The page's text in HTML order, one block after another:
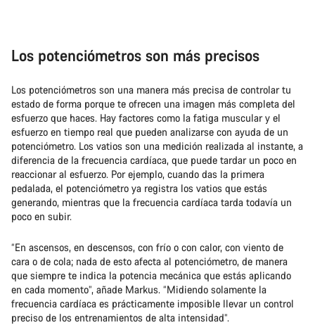
Los potenciómetros son más precisos
Los potenciómetros son una manera más precisa de controlar tu
estado de forma porque te ofrecen una imagen más completa del
esfuerzo que haces. Hay factores como la fatiga muscular y el
esfuerzo en tiempo real que pueden analizarse con ayuda de un
potenciómetro. Los vatios son una medición realizada al instante, a
diferencia de la frecuencia cardíaca, que puede tardar un poco en
reaccionar al esfuerzo. Por ejemplo, cuando das la primera
pedalada, el potenciómetro ya registra los vatios que estás
generando, mientras que la frecuencia cardíaca tarda todavía un
poco en subir.
“En ascensos, en descensos, con frío o con calor, con viento de
cara o de cola; nada de esto afecta al potenciómetro, de manera
que siempre te indica la potencia mecánica que estás aplicando
en cada momento”, añade Markus. “Midiendo solamente la
frecuencia cardíaca es prácticamente imposible llevar un control
preciso de los entrenamientos de alta intensidad”.